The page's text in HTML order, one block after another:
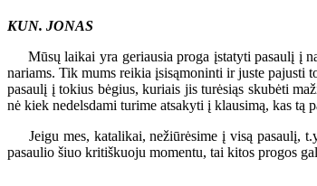
KUN. JONAS
Mūsų laikai yra geriausia proga įstatyti pasaulį į
nariams. Tik mums reikia įsisąmoninti ir juste pajusti
pasaulį į tokius bėgius, kuriais jis turėsiąs skubėti
nė kiek nedelsdami turime atsakyti į klausimą, kas tą
Jeigu mes, katalikai, nežiūrėsime į visą pasaulį,
pasaulio šiuo kritiškuoju momentu, tai kitos progos